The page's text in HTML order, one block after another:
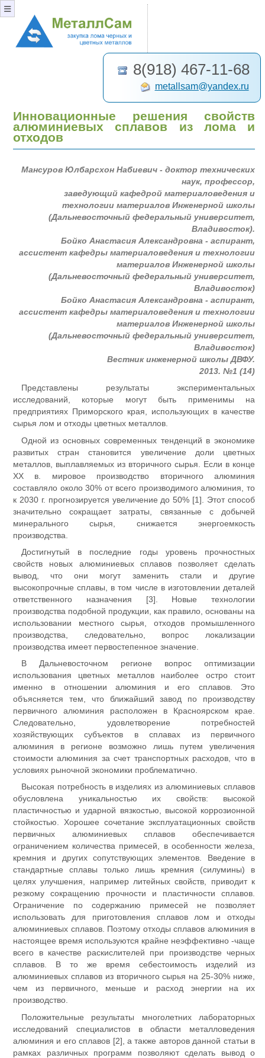
8(918) 467-11-68
metallsam@yandex.ru
≡
Инновационные решения свойств
алюминиевых сплавов из лома и
отходов
Мансуров Юлбарсхон Набиевич - доктор технических
наук, профессор,
заведующий кафедрой материаловедения и
технологии материалов Инженерной школы
(Дальневосточный федеральный университет,
Владивосток).
Бойко Анастасия Александровна - аспирант,
ассистент кафедры материаловедения и технологии
материалов Инженерной школы
(Дальневосточный федеральный университет,
Владивосток)
Бойко Анастасия Александровна - аспирант,
ассистент кафедры материаловедения и технологии
материалов Инженерной школы
(Дальневосточный федеральный университет,
Владивосток)
Вестник инженерной школы ДВФУ.
2013. №1 (14)
Представлены результаты экспериментальных
исследований, которые могут быть применимы на
предприятиях Приморского края, использующих в качестве
сырья лом и отходы цветных металлов.
Одной из основных современных тенденций в экономике
развитых стран становится увеличение доли цветных
металлов, выплавляемых из вторичного сырья. Если в конце
ХХ в. мировое производство вторичного алюминия
составляло около 30% от всего производимого алюминия, то
к 2030 г. прогнозируется увеличение до 50% [1]. Этот способ
значительно сокращает затраты, связанные с добычей
минерального сырья, снижается энергоемкость
производства.
Достигнутый в последние годы уровень прочностных
свойств новых алюминиевых сплавов позволяет сделать
вывод, что они могут заменить стали и другие
высокопрочные сплавы, в том числе в изготовлении деталей
ответственного назначения [3]. Новые технологии
производства подобной продукции, как правило, основаны на
использовании местного сырья, отходов промышленного
производства, следовательно, вопрос локализации
производства имеет первостепенное значение.
В Дальневосточном регионе вопрос оптимизации
использования цветных металлов наиболее остро стоит
именно в отношении алюминия и его сплавов. Это
объясняется тем, что ближайший завод по производству
первичного алюминия расположен в Красноярском крае.
Следовательно, удовлетворение потребностей
хозяйствующих субъектов в сплавах из первичного
алюминия в регионе возможно лишь путем увеличения
стоимости алюминия за счет транспортных расходов, что в
условиях рыночной экономики проблематично.
Высокая потребность в изделиях из алюминиевых сплавов
обусловлена уникальностью их свойств: высокой
пластичностью и ударной вязкостью, высокой коррозионной
стойкостью. Хорошее сочетание эксплуатационных свойств
первичных алюминиевых сплавов обеспечивается
ограничением количества примесей, в особенности железа,
кремния и других сопутствующих элементов. Введение в
стандартные сплавы только лишь кремния (силумины) в
целях улучшения, например литейных свойств, приводит к
резкому сокращению прочности и пластичности сплавов.
Ограничение по содержанию примесей не позволяет
использовать для приготовления сплавов лом и отходы
алюминиевых сплавов. Поэтому отходы сплавов алюминия в
настоящее время используются крайне неэффективно -чаще
всего в качестве раскислителей при производстве черных
сплавов. В то же время себестоимость изделий из
алюминиевых сплавов из вторичного сырья на 25-30% ниже,
чем из первичного, меньше и расход энергии на их
производство.
Положительные результаты многолетних лабораторных
исследований специалистов в области металловедения
алюминия и его сплавов [2], а также авторов данной статьи в
рамках различных программ позволяют сделать вывод о